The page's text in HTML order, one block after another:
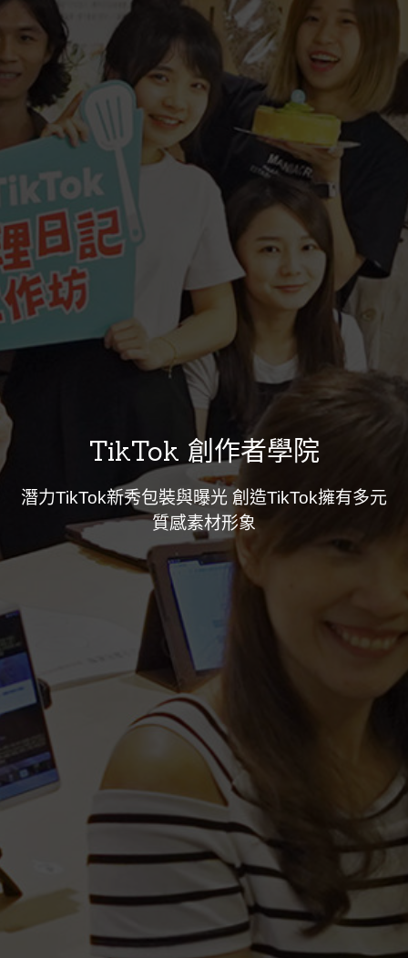
TikTok 創作者學院
潛力TikTok新秀包裝與曝光 創造TikTok擁有多元
質感素材形象